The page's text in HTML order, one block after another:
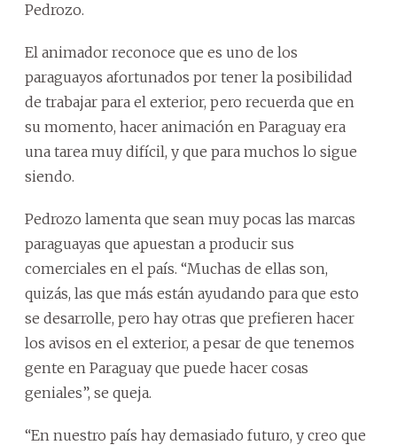
Pedrozo.
El animador reconoce que es uno de los
paraguayos afortunados por tener la posibilidad
de trabajar para el exterior, pero recuerda que en
su momento, hacer animación en Paraguay era
una tarea muy difícil, y que para muchos lo sigue
siendo.
Pedrozo lamenta que sean muy pocas las marcas
paraguayas que apuestan a producir sus
comerciales en el país. “Muchas de ellas son,
quizás, las que más están ayudando para que esto
se desarrolle, pero hay otras que prefieren hacer
los avisos en el exterior, a pesar de que tenemos
gente en Paraguay que puede hacer cosas
geniales”, se queja.
“En nuestro país hay demasiado futuro, y creo que